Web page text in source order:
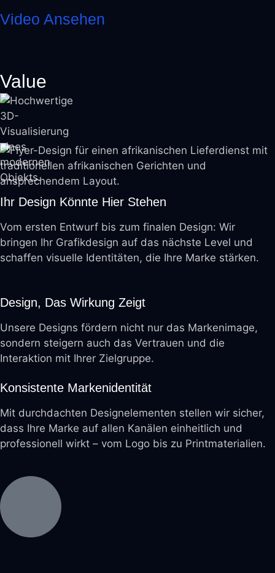
Video Ansehen
Value
Ihr Design Könnte Hier Stehen
Vom ersten Entwurf bis zum finalen Design: Wir
bringen Ihr Grafikdesign auf das nächste Level und
schaffen visuelle Identitäten, die Ihre Marke stärken.
Design, Das Wirkung Zeigt
Unsere Designs fördern nicht nur das Markenimage,
sondern steigern auch das Vertrauen und die
Interaktion mit Ihrer Zielgruppe.
Konsistente Markenidentität
Mit durchdachten Designelementen stellen wir sicher,
dass Ihre Marke auf allen Kanälen einheitlich und
professionell wirkt – vom Logo bis zu Printmaterialien.